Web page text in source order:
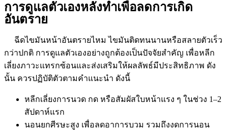
การดูแลตัวเองหลังทำเพื่อลดการเกิด
อันตราย
ฉีดไขมันหน้าอันตรายไหม ไขมันติดทนนานหรือสลายตัวเร็ว
กว่าปกติ การดูแลตัวเองอย่างถูกต้องเป็นปัจจัยสำคัญ เพื่อหลีก
เลี่ยงภาวะแทรกซ้อนและส่งเสริมให้ผลลัพธ์มีประสิทธิภาพ ดัง
นั้น ควรปฏิบัติตัวตามคำแนะนำ ดังนี้
หลีกเลี่ยงการนวด กด หรือสัมผัสใบหน้าแรง ๆ ในช่วง 1–2
สัปดาห์แรก
นอนยกศีรษะสูง เพื่อลดอาการบวม รวมถึงงดการนอน